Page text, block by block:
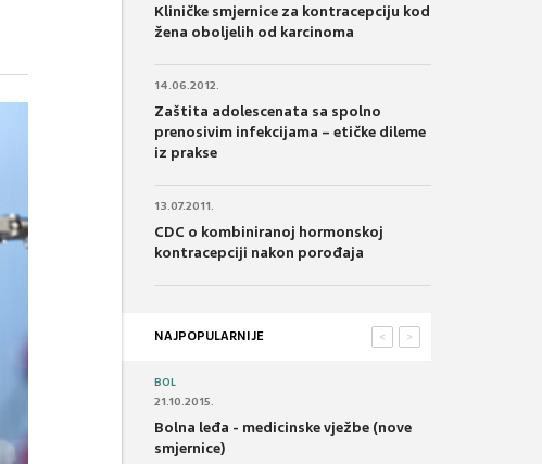
Kliničke smjernice za kontracepciju kod
žena oboljelih od karcinoma
14.06.2012.
Zaštita adolescenata sa spolno
prenosivim infekcijama – etičke dileme
iz prakse
13.07.2011.
CDC o kombiniranoj hormonskoj
kontracepciji nakon porođaja
NAJPOPULARNIJE >
<
BOL
21.10.2015.
Bolna leđa - medicinske vježbe (nove
smjernice)